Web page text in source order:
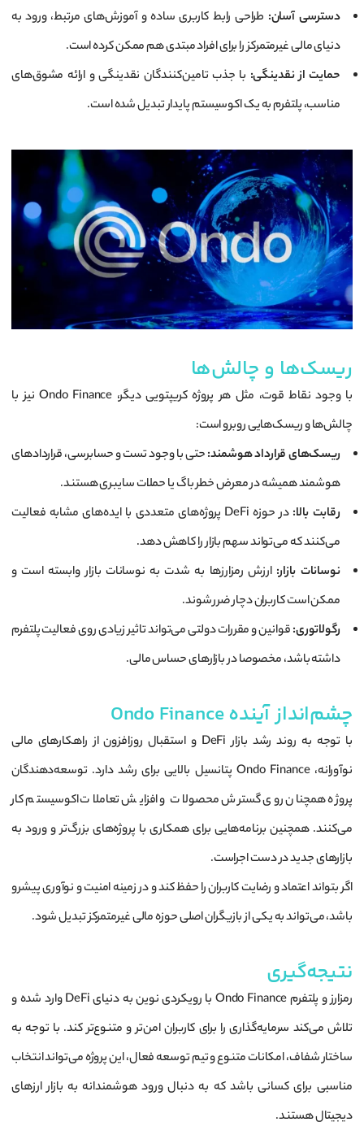
دسترسی آسان: طراحی رابط کاربری ساده و آموزش‌های مرتبط، ورود به
دنیای مالی غیرمتمرکز را برای افراد مبتدی هم ممکن کرده است.
حمایت از نقدینگی: با جذب تامین‌کنندگان نقدینگی و ارائه مشوق‌های
مناسب، پلتفرم به یک اکوسیستم پایدار تبدیل شده است.
ریسک‌ها و چالش‌ها
با وجود نقاط قوت، مثل هر پروژه کریپتویی دیگر، Ondo Finance نیز با
چالش‌ها و ریسک‌هایی روبرو است:
ریسک‌های قرارداد هوشمند:حتی با وجود تست و حسابرسی، قراردادهای
هوشمند همیشه در معرض خطر باگ یا حملات سایبری هستند.
رقابت بالا:
در حوزه DeFi پروژه‌های متعددی با ایده‌های مشابه فعالیت
می‌کنند که می‌تواند سهم بازار را کاهش دهد.
نوسانات بازار: ارزش رمزارزها به شدت به نوسانات بازار وابسته است و
ممکن است کاربران دچار ضرر شوند.
رگولاتوری:قوانین و مقررات دولتی می‌تواند تاثیر زیادی روی فعالیت پلتفرم
داشته باشد، مخصوصا در بازارهای حساس مالی.
چشم‌انداز آینده Ondo Finance
با توجه به روند رشد بازار DeFi و استقبال روزافزون از راهکارهای مالی
نوآورانه، Ondo Finance پتانسیل بالایی برای رشد دارد. توسعه‌دهندگان
پروژه همچنان روی گسترش محصولات و افزایش تعاملات اکوسیستم کار
می‌کنند. همچنین برنامه‌هایی برای همکاری با پروژه‌های بزرگ‌تر و ورود به
بازارهای جدید در دست اجراست.
اگر بتواند اعتماد و رضایت کاربران را حفظ کند و در زمینه امنیت و نوآوری پیشرو
باشد، می‌تواند به یکی از بازیگران اصلی حوزه مالی غیرمتمرکز تبدیل شود.
نتیجه‌گیری
رمزارز و پلتفرم Ondo Finance با رویکردی نوین به دنیای DeFi وارد شده و
تلاش می‌کند سرمایه‌گذاری را برای کاربران امن‌تر و متنوع‌تر کند. با توجه به
ساختار شفاف، امکانات متنوع و تیم توسعه فعال، این پروژه می‌تواند انتخاب
مناسبی برای کسانی باشد که به دنبال ورود هوشمندانه به بازار ارزهای
دیجیتال هستند.